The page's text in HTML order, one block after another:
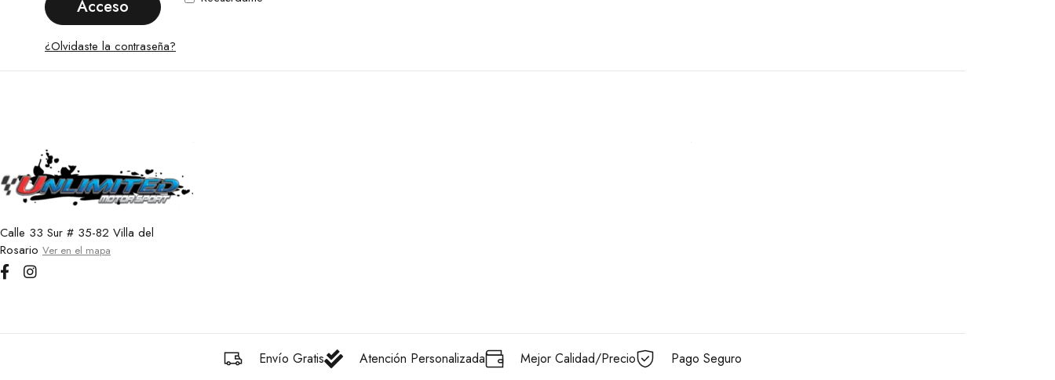
Acceso
¿Olvidaste la contraseña?
Calle 33 Sur # 35-82 Villa del
Rosario Ver en el mapa
Envío Gratis Atención Personalizada Mejor Calidad/Precio Pago Seguro